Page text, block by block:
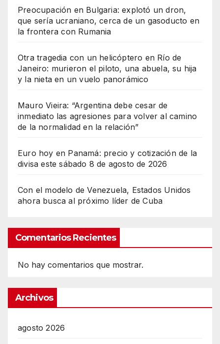
Preocupación en Bulgaria: explotó un dron,
que sería ucraniano, cerca de un gasoducto en
la frontera con Rumania
Otra tragedia con un helicóptero en Río de
Janeiro: murieron el piloto, una abuela, su hija
y la nieta en un vuelo panorámico
Mauro Vieira: “Argentina debe cesar de
inmediato las agresiones para volver al camino
de la normalidad en la relación”
Euro hoy en Panamá: precio y cotización de la
divisa este sábado 8 de agosto de 2026
Con el modelo de Venezuela, Estados Unidos
ahora busca al próximo líder de Cuba
Comentarios Recientes
No hay comentarios que mostrar.
Archivos
agosto 2026